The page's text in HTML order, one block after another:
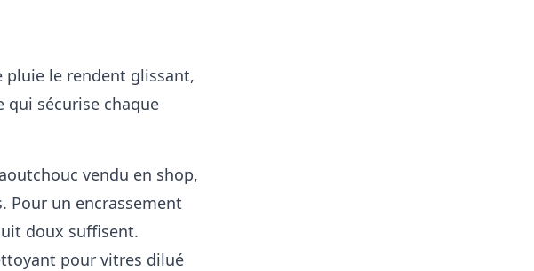
pluie le rendent glissant,
qui sécurise chaque
vendu en shop,
Pour un encrassement
doux suffisent.
pour vitres dilué